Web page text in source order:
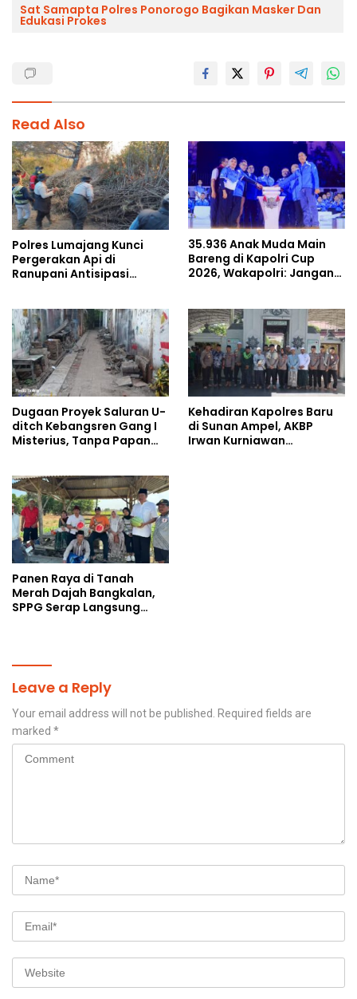
Sat Samapta Polres Ponorogo Bagikan Masker Dan
Edukasi Prokes
Read Also
Polres Lumajang Kunci
Pergerakan Api di
Ranupani Antisipasi
35.936 Anak Muda Main
Bareng di Kapolri Cup
2026, Wakapolri: Jangan
Dugaan Proyek Saluran U-
ditch Kebangsren Gang I
Misterius, Tanpa Papan
Kehadiran Kapolres Baru
di Sunan Ampel, AKBP
Irwan Kurniawan
Panen Raya di Tanah
Merah Dajah Bangkalan,
SPPG Serap Langsung
Leave a Reply
Your email address will not be published. Required fields are
marked *